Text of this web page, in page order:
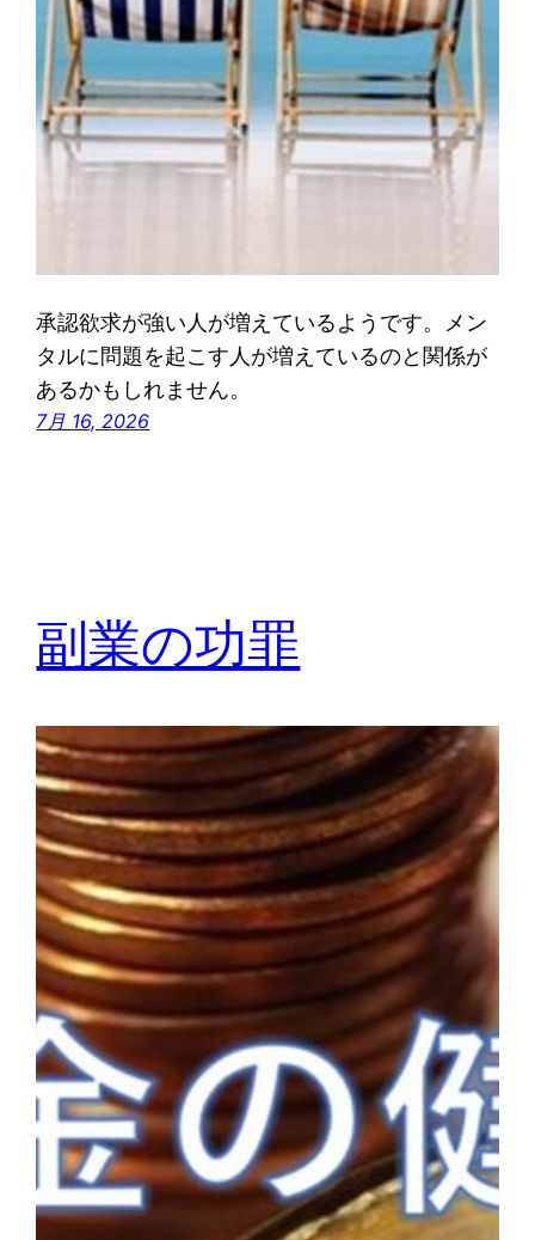
承認欲求が強い人が増えているようです。メン
タルに問題を起こす人が増えているのと関係が
あるかもしれません。
7月 16, 2026
副業の功罪